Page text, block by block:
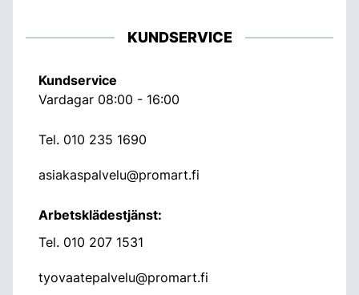
KUNDSERVICE
Kundservice
Vardagar 08:00 - 16:00
Tel. 010 235 1690
asiakaspalvelu@promart.fi
Arbetsklädestjänst:
Tel. 010 207 1531
tyovaatepalvelu@promart.fi